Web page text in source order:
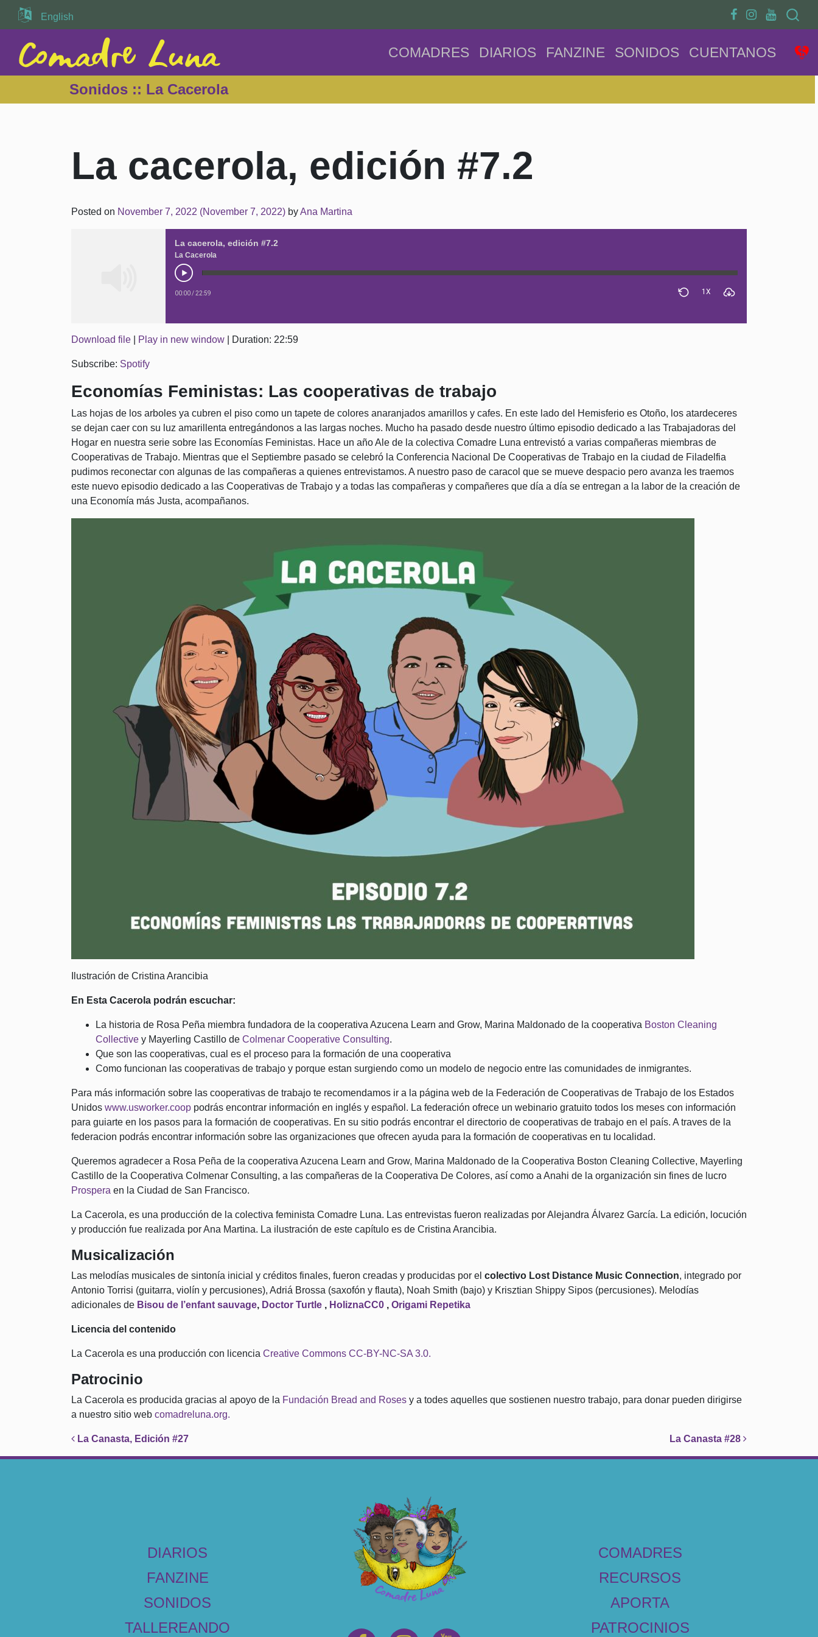
English
Search
COMADRES DIARIOS FANZINE SONIDOS CUENTANOS
Sonidos :: La Cacerola
La cacerola, edición #7.2
Posted on November 7, 2022 (November 7, 2022) byAna Martina
La cacerola, edición #7.2
La Cacerola
Play/Pause Episode
00:00/22:59 Rewind 30 Seconds
1X
Download file Play in new window Duration: 22:59
Subscribe: Spotify
Economías Feministas: Las cooperativas de trabajo
Las hojas de los arboles ya cubren el piso como un tapete de colores anaranjados amarillos y cafes. En este lado del Hemisferio es Otoño, los atardeceres
se dejan caer con su luz amarillenta entregándonos a las largas noches. Mucho ha pasado desde nuestro último episodio dedicado a las Trabajadoras del
Hogar en nuestra serie sobre las Economías Feministas. Hace un año Ale de la colectiva Comadre Luna entrevistó a varias compañeras miembras de
Cooperativas de Trabajo. Mientras que el Septiembre pasado se celebró la Conferencia Nacional De Cooperativas de Trabajo en la ciudad de Filadelfia
pudimos reconectar con algunas de las compañeras a quienes entrevistamos. A nuestro paso de caracol que se mueve despacio pero avanza les traemos
este nuevo episodio dedicado a las Cooperativas de Trabajo y a todas las compañeras y compañeres que día a día se entregan a la labor de la creación de
una Economía más Justa, acompañanos.
Ilustración de Cristina Arancibia
En Esta Cacerola podrán escuchar:
La historia de Rosa Peña miembra fundadora de la cooperativa Azucena Learn and Grow, Marina Maldonado de la cooperativa Boston Cleaning
Collective y Mayerling Castillo de Colmenar Cooperative Consulting.
Que son las cooperativas, cual es el proceso para la formación de una cooperativa
Como funcionan las cooperativas de trabajo y porque estan surgiendo como un modelo de negocio entre las comunidades de inmigrantes.
Para más información sobre las cooperativas de trabajo te recomendamos ir a la página web de la Federación de Cooperativas de Trabajo de los Estados
Unidos www.usworker.coop podrás encontrar información en inglés y español. La federación ofrece un webinario gratuito todos los meses con información
para guiarte en los pasos para la formación de cooperativas. En su sitio podrás encontrar el directorio de cooperativas de trabajo en el país. A traves de la
federacion podrás encontrar información sobre las organizaciones que ofrecen ayuda para la formación de cooperativas en tu localidad.
Queremos agradecer a Rosa Peña de la cooperativa Azucena Learn and Grow, Marina Maldonado de la Cooperativa Boston Cleaning Collective, Mayerling
Castillo de la Cooperativa Colmenar Consulting, a las compañeras de la Cooperativa De Colores, así como a Anahi de la organización sin fines de lucro
Prospera en la Ciudad de San Francisco.
La Cacerola, es una producción de la colectiva feminista Comadre Luna. Las entrevistas fueron realizadas por Alejandra Álvarez García. La edición, locución
y producción fue realizada por Ana Martina. La ilustración de este capítulo es de Cristina Arancibia.
Musicalización
Las melodías musicales de sintonía inicial y créditos finales, fueron creadas y producidas por el colectivo Lost Distance Music Connection, integrado por
Antonio Torrisi (guitarra, violín y percusiones), Adriá Brossa (saxofón y flauta), Noah Smith (bajo) y Krisztian Shippy Sipos (percusiones). Melodías
adicionales de Bisou de l’enfant sauvage, Doctor Turtle , HoliznaCC0 , Origami Repetika
Licencia del contenido
La Cacerola es una producción con licencia Creative Commons CC-BY-NC-SA 3.0.
Patrocinio
La Cacerola es producida gracias al apoyo de la Fundación Bread and Roses y a todes aquelles que sostienen nuestro trabajo, para donar pueden dirigirse
a nuestro sitio web comadreluna.org.
Post navigation
La Canasta, Edición #27 La Canasta #28
DIARIOS
FANZINE
SONIDOS
TALLEREANDO
COMADRES
RECURSOS
APORTA
PATROCINIOS